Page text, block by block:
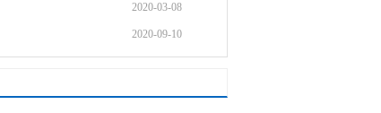
2020-03-08
2020-09-10